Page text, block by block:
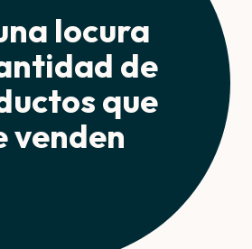
locura
de
que
venden